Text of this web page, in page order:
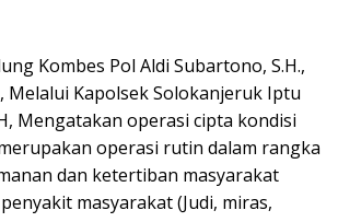
Kombes Pol Aldi Subartono, S.H.,
Melalui Kapolsek Solokanjeruk Iptu
Mengatakan operasi cipta kondisi
operasi rutin dalam rangka
dan ketertiban masyarakat
masyarakat (Judi, miras,